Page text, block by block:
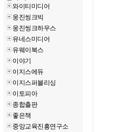
와이티미디어
웅진씽크빅
웅진씽크하우스
유네스미디어
유웨이북스
이야기
이지스에듀
이지스퍼블리싱
이토피아
종합출판
좋은책
중앙교육진흥연구소